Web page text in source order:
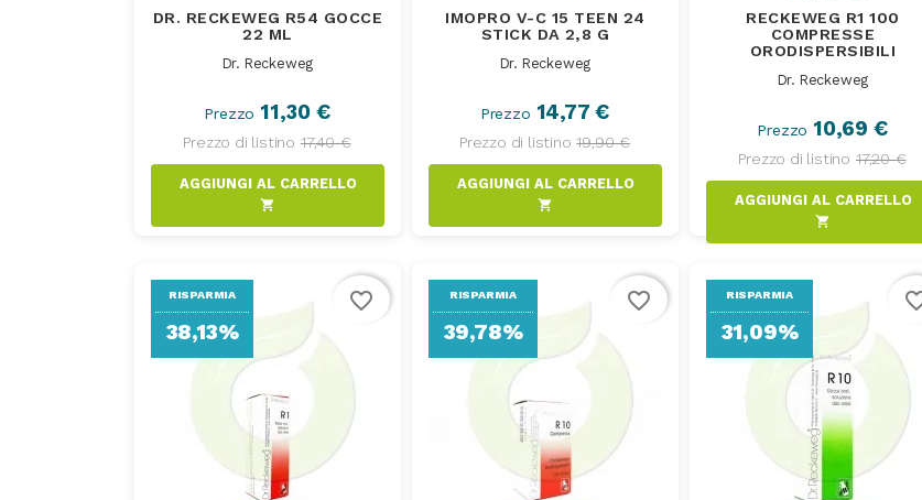
DR. RECKEWEG R54 GOCCE
22 ML
Dr. Reckeweg
Prezzo 11,30 €
Prezzo di listino 17,40 €
AGGIUNGI AL CARRELLO
shopping_cart
IMOPRO V-C 15 TEEN 24
STICK DA 2,8 G
Dr. Reckeweg
Prezzo 14,77 €
Prezzo di listino 19,90 €
AGGIUNGI AL CARRELLO
shopping_cart
RECKEWEG R1 100
COMPRESSE
ORODISPERSIBILI
Dr. Reckeweg
Prezzo 10,69 €
Prezzo di listino 17,20 €
AGGIUNGI AL CARRELLO
shopping_cart
RISPARMIA
38,13%
favorite_border RISPARMIA
39,78%
favorite_border RISPARMIA
31,09%